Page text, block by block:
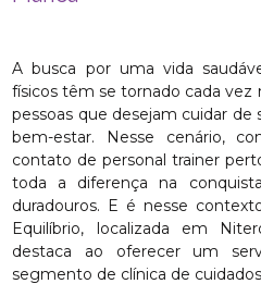
A busca por uma vida
físicos têm se tornado cada vez
pessoas que desejam cuidar
bem-estar. Nesse cenário,
contato de personal trainer
toda a diferença na
duradouros. E é nesse
Equilíbrio, localizada em
destaca ao oferecer um
segmento de clínica de